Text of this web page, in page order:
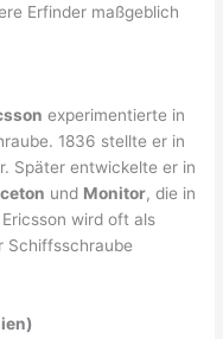
Erfinder maßgeblich
experimentierte in
1836 stellte er in
Später entwickelte er in
und Monitor, die in
wird oft als
Schiffsschraube